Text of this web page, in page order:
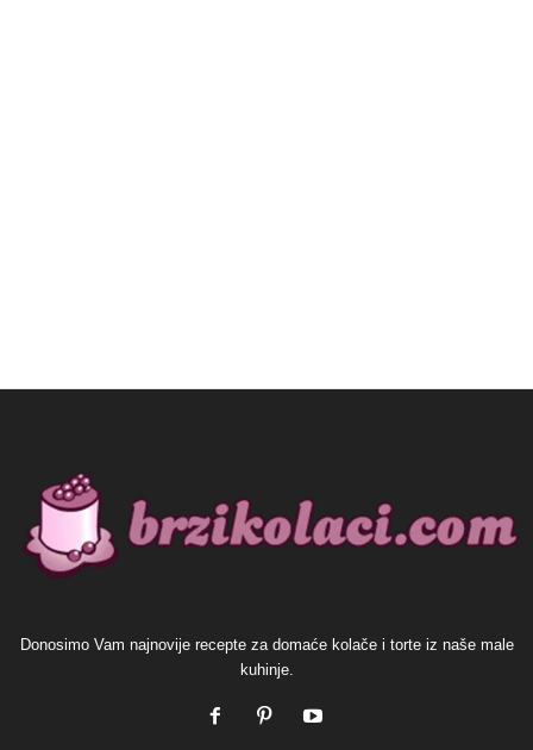
Donosimo Vam najnovije recepte za domaće kolače i torte iz naše male
kuhinje.